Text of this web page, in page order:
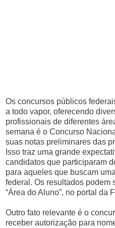
Os concursos públicos
a todo vapor, oferecendo
profissionais de diferentes
semana é o Concurso
suas notas preliminares das
Isso traz uma grande
candidatos que participaram
para aqueles que buscam
federal. Os resultados podem
“Área do Aluno”, no portal da
Outro fato relevante é o
receber autorização para